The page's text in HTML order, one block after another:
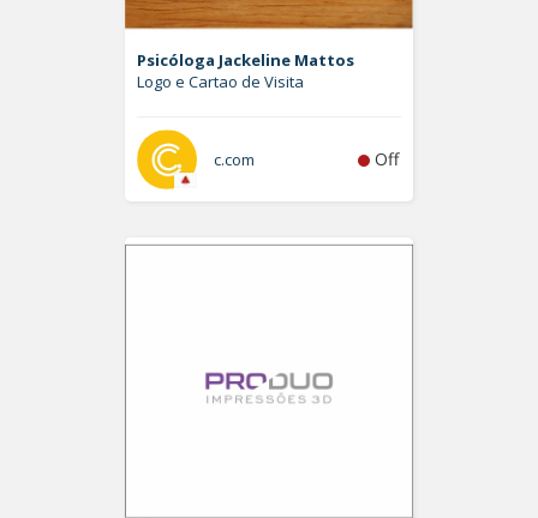
Psicóloga Jackeline Mattos
Logo e Cartao de Visita
c.com Off